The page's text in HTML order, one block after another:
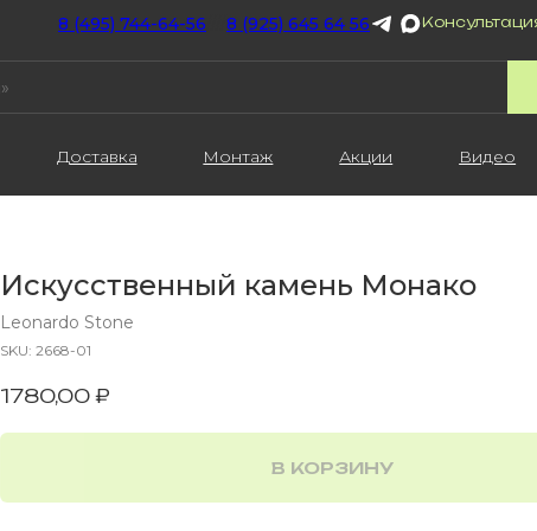
8 (495) 744-64-56 8 (925) 645 64 56
Доставка Монтаж Акции Видео
Искусственный камень Монако
Leonardo Stone
SKU: 2668-01
1780,00 ₽
В КОРЗИНУ